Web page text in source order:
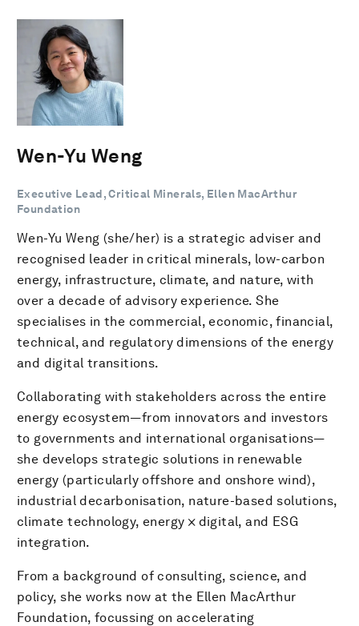
Wen-Yu Weng
Executive Lead, Critical Minerals, Ellen MacArthur
Foundation
Wen-Yu Weng (she/her) is a strategic adviser and
recognised leader in critical minerals, low-carbon
energy, infrastructure, climate, and nature, with
over a decade of advisory experience. She
specialises in the commercial, economic, financial,
technical, and regulatory dimensions of the energy
and digital transitions.
Collaborating with stakeholders across the entire
energy ecosystem—from innovators and investors
to governments and international organisations—
she develops strategic solutions in renewable
energy (particularly offshore and onshore wind),
industrial decarbonisation, nature-based solutions,
climate technology, energy × digital, and ESG
integration.
From a background of consulting, science, and
policy, she works now at the Ellen MacArthur
Foundation, focussing on accelerating